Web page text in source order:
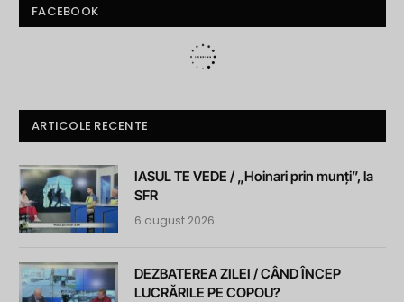
FACEBOOK
ARTICOLE RECENTE
IASUL TE VEDE / „Hoinari prin munți”, la
SFR
6 august 2026
DEZBATEREA ZILEI / CÂND ÎNCEP
LUCRĂRILE PE COPOU?